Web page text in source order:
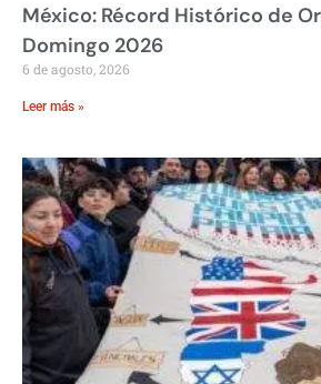
México: Récord Histórico de
Domingo 2026
6 de agosto, 2026
Leer más »